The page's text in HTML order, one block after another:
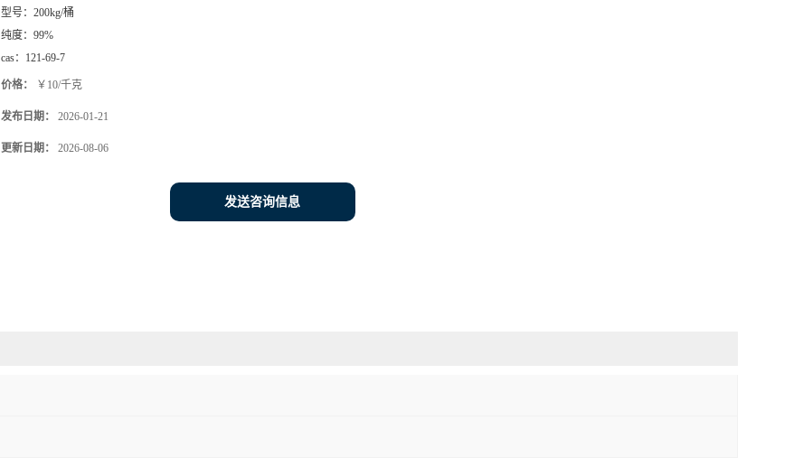
型号： 200kg/桶
纯度： 99%
cas： 121-69-7
价格： ￥10/千克
发布日期： 2026-01-21
更新日期： 2026-08-06
发送咨询信息